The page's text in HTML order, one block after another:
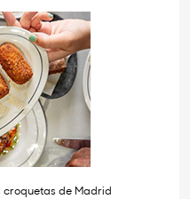
croquetas de Madrid